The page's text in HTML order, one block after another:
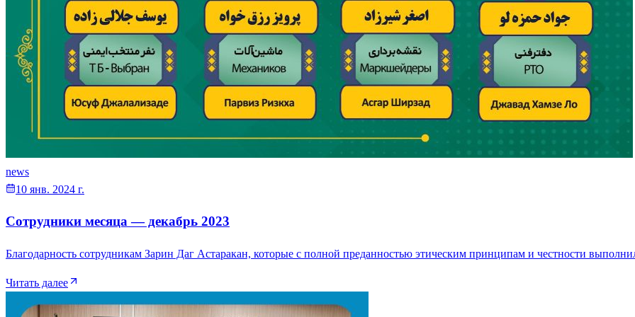
news
10 янв. 2024 г.
Сотрудники месяца — декабрь 2023
Благодарность сотрудникам Зарин Даг Астаракан, которые с полной преданностью этическим принципам и честности
Читать далее